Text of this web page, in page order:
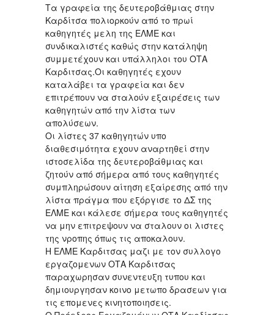
Τα γραφεία της δευτεροβάθμιας στην
Καρδίτσα πολιορκούν από το πρωί
καθηγητές μελη της ΕΛΜΕ και
συνδικαλιστές καθώς στην κατάληψη
συμμετέχουν και υπάλληλοι του ΟΤΑ
Καρδιτσας.Οι καθηγητές εχουν
καταλάβει τα γραφεία και δεν
επιτρέπουν να σταλούν εξαιρέσεις των
καθηγητών από την λίστα των
απολύσεων.
Οι λίστες 37 καθηγητών υπο
διαθεσιμότητα εχουν αναρτηθεί στην
ιστοσελίδα της δευτεροβάθμιας και
ζητούν από σήμερα από τους καθηγητές
συμπληρώσουν αίτηση εξαίρεσης από την
λίστα πράγμα που εξόργισε το ΔΣ της
ΕΛΜΕ και κάλεσε σήμερα τους καθηγητές
να μην επιτρεψουν να σταλουν οι λιστες
της νροπης όπως τις αποκαλουν.
Η ΕΛΜΕ Καρδιτσας μαζι με τον συλλογο
εργαζομενων ΟΤΑ Καρδιτσας
παραχωρησαν συνεντευξη τυπου και
δημιουργησαν κοινο μετωπο δρασεων για
τις επομενες κινητοποιησεις.